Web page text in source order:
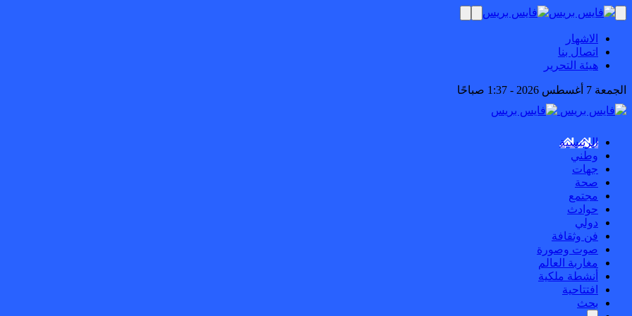
الاشهار
اتصال بنا
هيئة التحرير
الجمعة 7 أغسطس 2026 - 1:37 صباحًا
الرئيسية
وطني
جهات
صحة
مجتمع
حوادث
دولي
فن وثقافة
صوت وصورة
مغاربة العالم
أنشطة ملكية
افتتاحية
بحث